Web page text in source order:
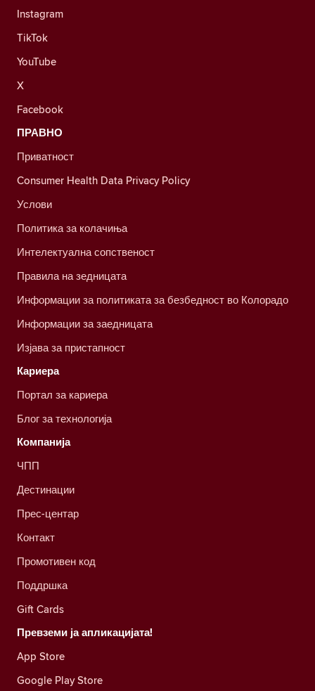
Instagram
TikTok
YouTube
X
Facebook
ПРАВНО
Приватност
Consumer Health Data Privacy Policy
Услови
Политика за колачиња
Интелектуална сопственост
Правила на зедницата
Информации за политиката за безбедност во Колорадо
Информации за заедницата
Изјава за пристапност
Кариера
Портал за кариера
Блог за технологија
Компанија
ЧПП
Дестинации
Прес-центар
Контакт
Промотивен код
Поддршка
Gift Cards
Превземи ја апликацијата!
App Store
Google Play Store